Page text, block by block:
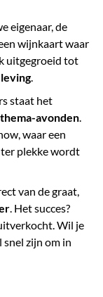
eigenaar, de
wijnkaart waar
uitgegroeid tot
.
staat het
avonden.
waar een
ter plekke wordt
van de graat,
. Het succes?
Wil je
snel zijn om in